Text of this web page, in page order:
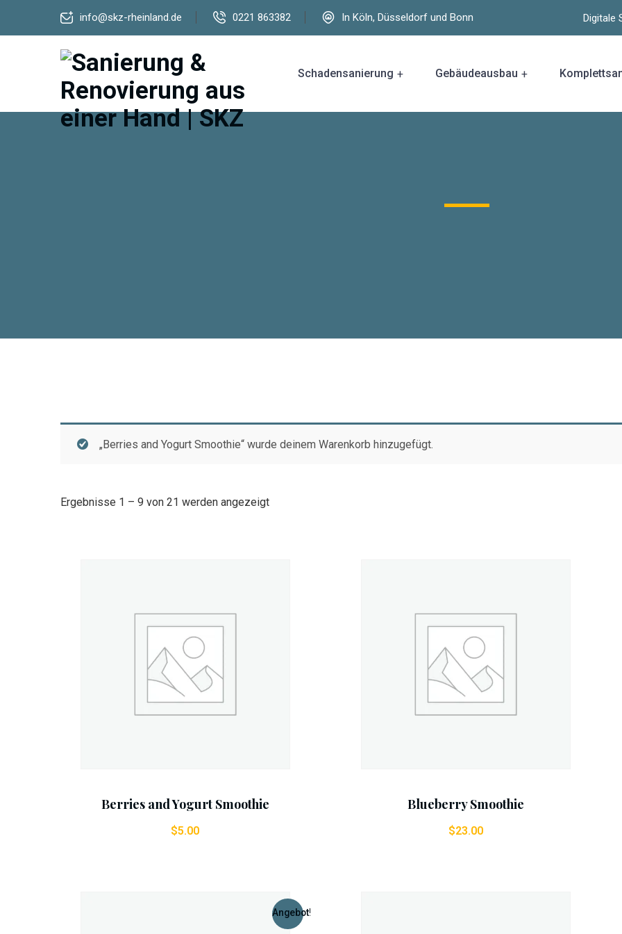
info@skz-rheinland.de 0221 863382 In Köln, Düsseldorf und Bonn Digitale
Schadensanierung Gebäudeausbau
„Berries and Yogurt Smoothie“ wurde deinem Warenkorb hinzugefügt.
Ergebnisse 1 – 9 von 21 werden angezeigt
Berries and Yogurt Smoothie
$5.00
Blueberry Smoothie
$23.00
Angebot!